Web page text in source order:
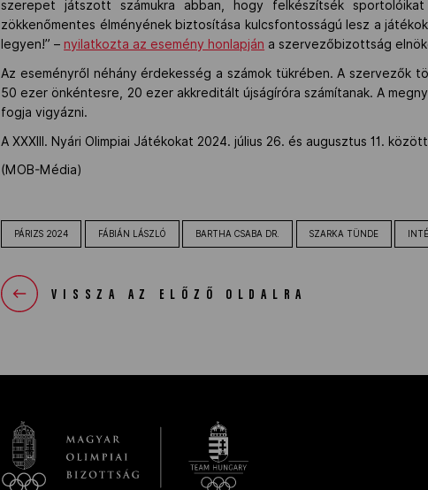
szerepet játszott számukra abban, hogy felkészítsék
zökkenőmentes élményének biztosítása kulcsfontosságú lesz a
legyen!” –nyilatkozta az esemény honlapján a szervezőbizottság
Az eseményről néhány érdekesség a számok tükrében. A szervezők
50 ezer önkéntesre, 20 ezer akkreditált újságíróra számítanak. A
fogja vigyázni.
A XXXIII. Nyári Olimpiai Játékokat 2024. július 26. és augusztus 11.
(MOB-Média)
PÁRIZS 2024 FÁBIÁN LÁSZLÓ BARTHA CSABA DR. SZARKA TÜNDE
VISSZA AZ ELŐZŐ OLDALRA